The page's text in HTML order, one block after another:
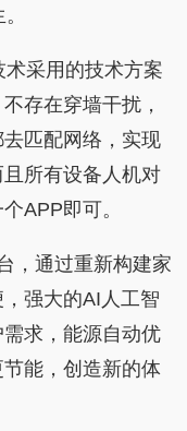
采用的技术方案
存在穿墙干扰，
匹配网络，实现
所有设备人机对
APP即可。
，通过重新构建家
强大的AI人工智
求，能源自动优
能，创造新的体